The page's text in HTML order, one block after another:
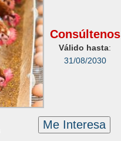
Consúltenos
Válido hasta:
31/08/2030
Me Interesa